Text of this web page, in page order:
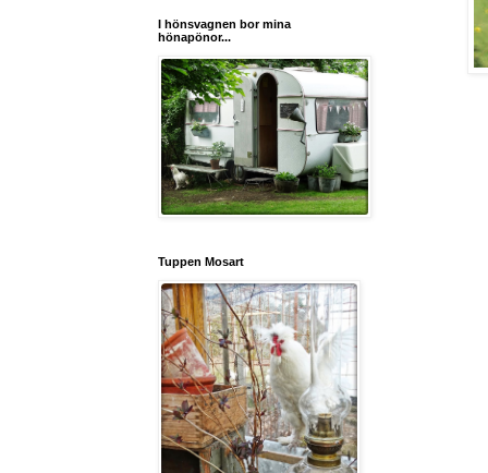
I hönsvagnen bor mina
hönapönor...
Tuppen Mosart